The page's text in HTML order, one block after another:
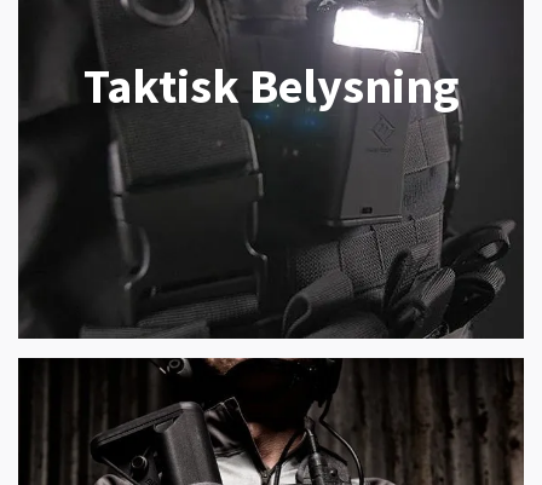
Taktisk Belysning